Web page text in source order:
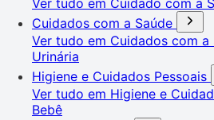
Cuidados com a Saúde
Ver tudo em Cuidados com a
Urinária
Higiene e Cuidados Pessoais
Ver tudo em Higiene e
Bebê